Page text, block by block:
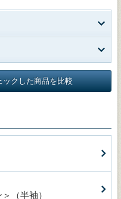
ックした商品を比較
（半袖）